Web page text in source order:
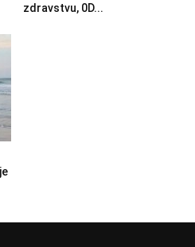
zdravstvu, 0D...